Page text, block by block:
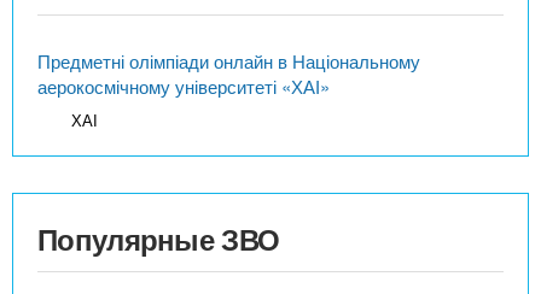
Предметні олімпіади онлайн в Національному
аерокосмічному університеті «ХАІ»
ХАІ
Популярные ЗВО